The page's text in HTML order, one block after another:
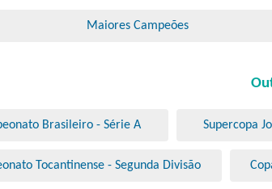
Maiores Campeões
Brasileiro - Série A Supercopa
Tocantinense - Segunda Divisão